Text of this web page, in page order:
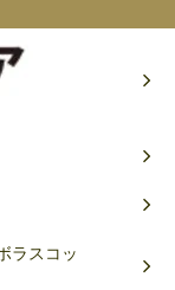
ラスコッ